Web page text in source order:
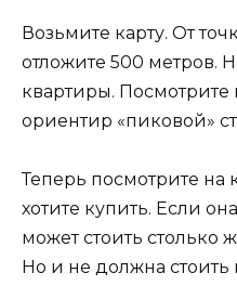
Возьмите карту. От
отложите 500 метров.
квартиры. Посмотрите
ориентир «пиковой»
Теперь посмотрите на
хотите купить. Если
может стоить столько
Но и не должна стоить